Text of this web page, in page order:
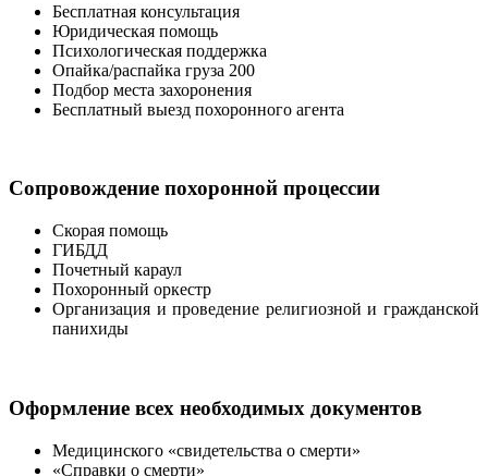
Бесплатная консультация
Юридическая помощь
Психологическая поддержка
Опайка/распайка груза 200
Подбор места захоронения
Бесплатный выезд похоронного агента
Сопровождение похоронной процессии
Скорая помощь
ГИБДД
Почетный караул
Похоронный оркестр
Организация и проведение религиозной и гражданской
панихиды
Оформление всех необходимых документов
Медицинского «свидетельства o смерти»
«Справки o смерти»